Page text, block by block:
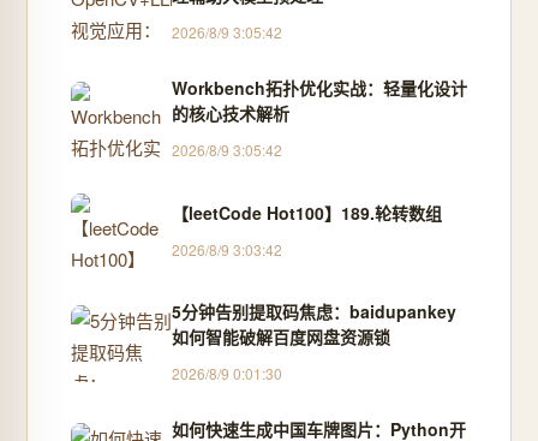
2026/8/9 3:05:42
Workbench拓扑优化实战：轻量化设计
的核心技术解析
2026/8/9 3:05:42
【leetCode Hot100】189.轮转数组
2026/8/9 3:03:42
5分钟告别提取码焦虑：baidupankey
如何智能破解百度网盘资源锁
2026/8/9 0:01:30
如何快速生成中国车牌图片：Python开